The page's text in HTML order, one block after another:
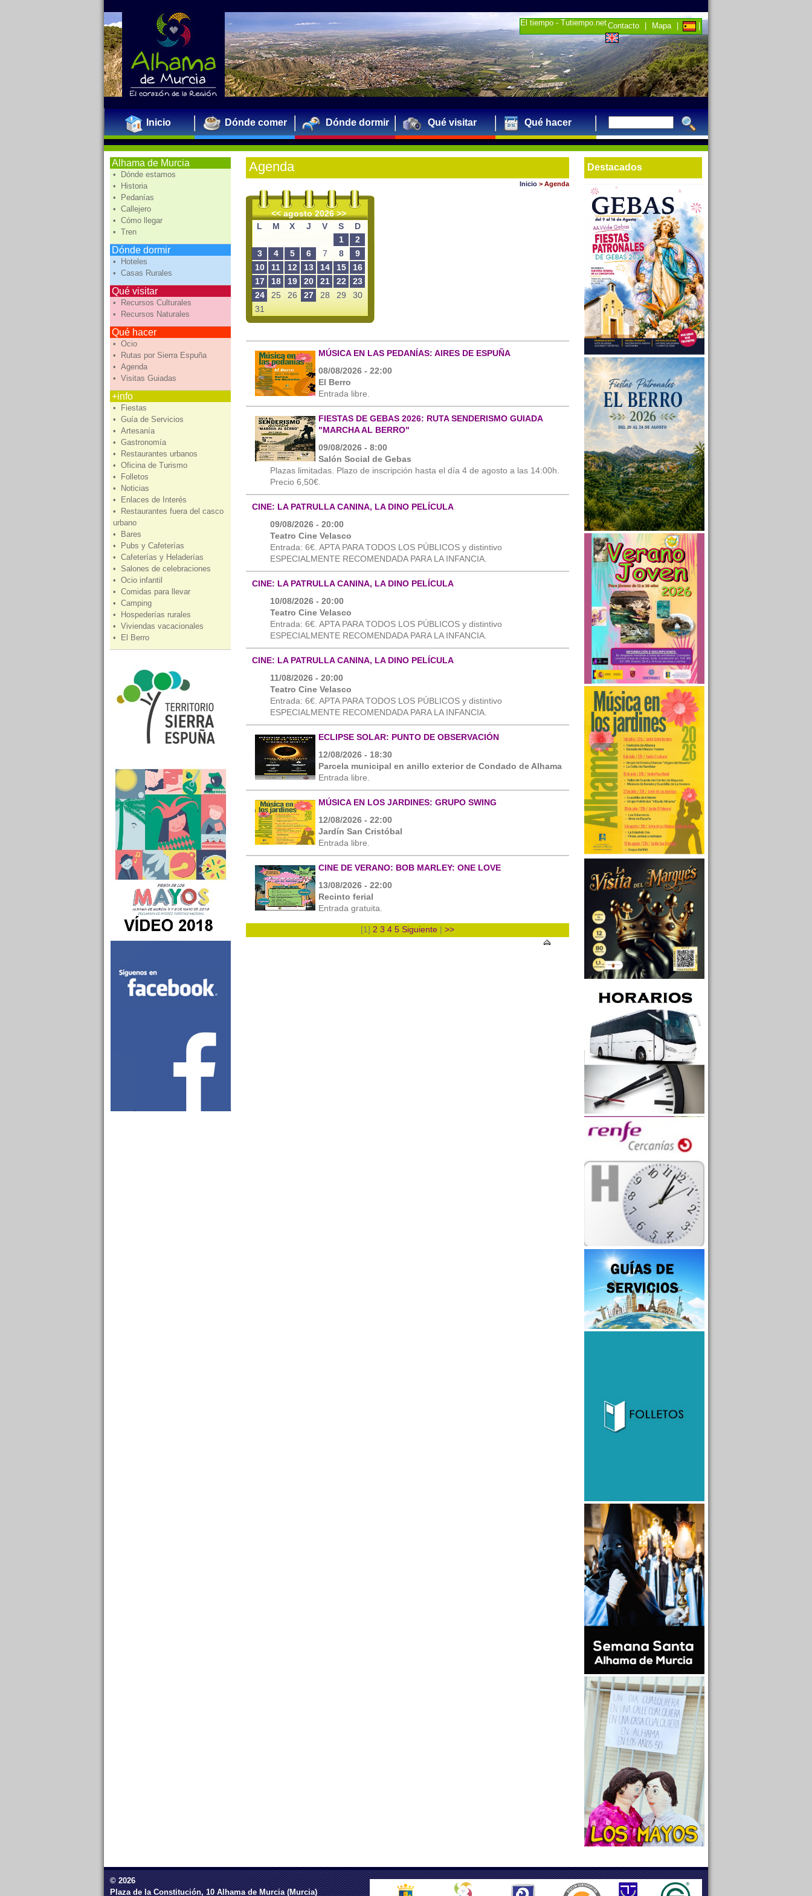
El tiempo - Tutiempo.netContacto Mapa
Inicio Dónde comer Dónde dormir Qué visitar Qué hacer
Alhama de Murcia
• Dónde estamos
• Historia
• Pedanías
• Callejero
• Cómo llegar
• Tren
Dónde dormir
• Hoteles
• Casas Rurales
Qué visitar
• Recursos Culturales
• Recursos Naturales
Qué hacer
• Ocio
• Rutas por Sierra Espuña
• Agenda
• Visitas Guiadas
+info
• Fiestas
• Guía de Servicios
• Artesanía
• Gastronomía
• Restaurantes urbanos
• Oficina de Turismo
• Folletos
• Noticias
• Enlaces de Interés
• Restaurantes fuera del casco
urbano
• Bares
• Pubs y Cafeterías
• Cafeterías y Heladerías
• Salones de celebraciones
• Ocio infantil
• Comidas para llevar
• Camping
• Hospederías rurales
• Viviendas vacacionales
• El Berro
Destacados
Agenda
Inicio > Agenda
<< agosto 2026 >>
L
M X J V S
D
1
2
3
4 5 6 7 8
9
10
11 12 13 14 15
16
17
18 19 20 21 22
23
24
25 26 27 28 29
30
31
MÚSICA EN LAS PEDANÍAS: AIRES DE ESPUÑA
08/08/2026 - 22:00
El Berro
Entrada libre.
FIESTAS DE GEBAS 2026: RUTA SENDERISMO GUIADA
"MARCHA AL BERRO"
09/08/2026 - 8:00
Salón Social de Gebas
Plazas limitadas. Plazo de inscripción hasta el día 4 de agosto a las 14:00h.
Precio 6,50€.
CINE: LA PATRULLA CANINA, LA DINO PELÍCULA
09/08/2026 - 20:00
Teatro Cine Velasco
Entrada: 6€. APTA PARA TODOS LOS PÚBLICOS y distintivo
ESPECIALMENTE RECOMENDADA PARA LA INFANCIA.
CINE: LA PATRULLA CANINA, LA DINO PELÍCULA
10/08/2026 - 20:00
Teatro Cine Velasco
Entrada: 6€. APTA PARA TODOS LOS PÚBLICOS y distintivo
ESPECIALMENTE RECOMENDADA PARA LA INFANCIA.
CINE: LA PATRULLA CANINA, LA DINO PELÍCULA
11/08/2026 - 20:00
Teatro Cine Velasco
Entrada: 6€. APTA PARA TODOS LOS PÚBLICOS y distintivo
ESPECIALMENTE RECOMENDADA PARA LA INFANCIA.
ECLIPSE SOLAR: PUNTO DE OBSERVACIÓN
12/08/2026 - 18:30
Parcela municipal en anillo exterior de Condado de Alhama
Entrada libre.
MÚSICA EN LOS JARDINES: GRUPO SWING
12/08/2026 - 22:00
Jardín San Cristóbal
Entrada libre.
CINE DE VERANO: BOB MARLEY: ONE LOVE
13/08/2026 - 22:00
Recinto ferial
Entrada gratuita.
[1] 2 3 4 5 Siguiente | >>
© 2026
Plaza de la Constitución, 10 Alhama de Murcia (Murcia)